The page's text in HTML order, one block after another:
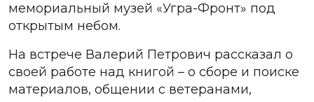
мемориальный музей «Угра-Фронт» под
открытым небом.
На встрече Валерий Петрович рассказал о
своей работе над книгой – о сборе и поиске
материалов, общении с ветеранами,